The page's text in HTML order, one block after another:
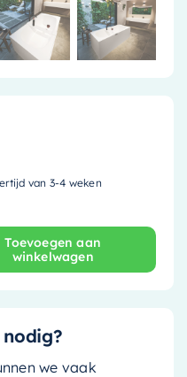
van 3-4 weken
Freeze - 180x85cm -
Toevoegen aan
winkelwagen
we vaak